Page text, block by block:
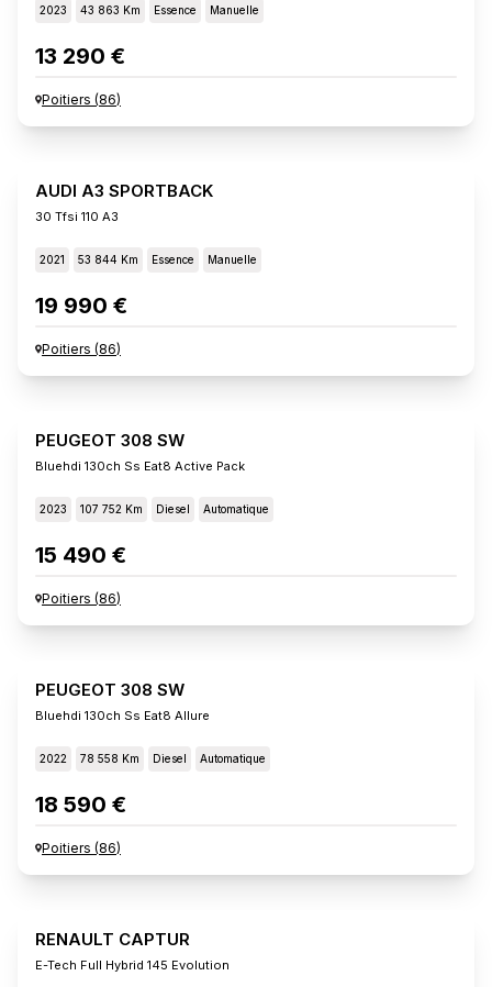
2023 43 863 Km Essence Manuelle
13 290 €
Poitiers (86)
AUDI A3 SPORTBACK
30 Tfsi 110 A3
2021 53 844 Km Essence Manuelle
19 990 €
Poitiers (86)
PEUGEOT 308 SW
Bluehdi 130ch Ss Eat8 Active Pack
2023 107 752 Km Diesel Automatique
15 490 €
Poitiers (86)
PEUGEOT 308 SW
Bluehdi 130ch Ss Eat8 Allure
2022 78 558 Km Diesel Automatique
18 590 €
Poitiers (86)
RENAULT CAPTUR
E-Tech Full Hybrid 145 Evolution